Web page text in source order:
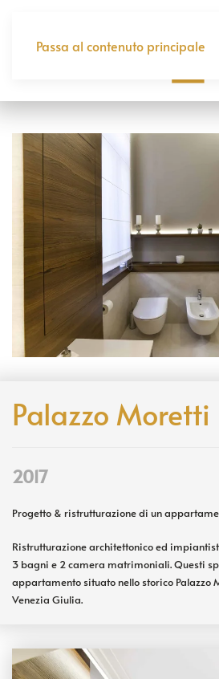
Passa al contenuto principale
Palazzo
2017
Progetto & ristrutturazione di un
Ristrutturazione architettonico ed
3 bagni e 2 camera matrimoniali. Questi
appartamento situato nello storico Palazzo
Venezia Giulia.